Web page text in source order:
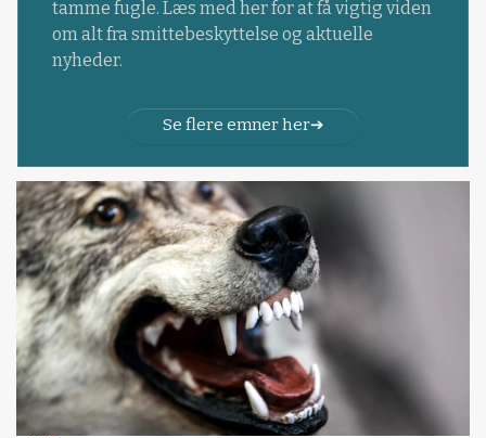
tamme fugle. Læs med her for at få vigtig viden
om alt fra smittebeskyttelse og aktuelle
nyheder.
Se flere emner her